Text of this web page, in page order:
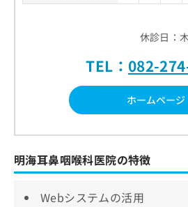
休診日：
TEL： 082-
ホームページ
明海耳鼻咽喉科医院の特徴
Webシステムの活用